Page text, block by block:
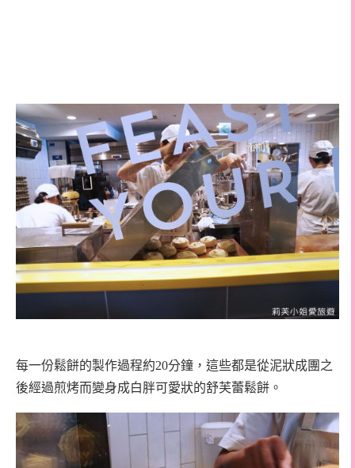
每一份鬆餅的製作過程約20分鐘，這些都是從泥狀成團之
後經過煎烤而變身成白胖可愛狀的舒芙蕾鬆餅。